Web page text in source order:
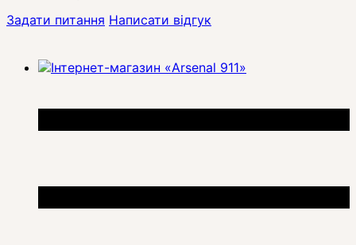
Задати питання Написати відгук